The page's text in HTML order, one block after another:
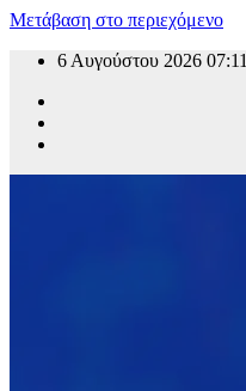
Μετάβαση στο περιεχόμενο
6 Αυγούστου 2026 07:11